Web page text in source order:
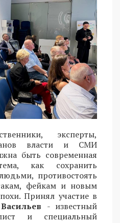
эксперты,
власти и СМИ
быть современная
как сохранить
противостоять
фейкам и новым
Принял участие в
- известный
и специальный